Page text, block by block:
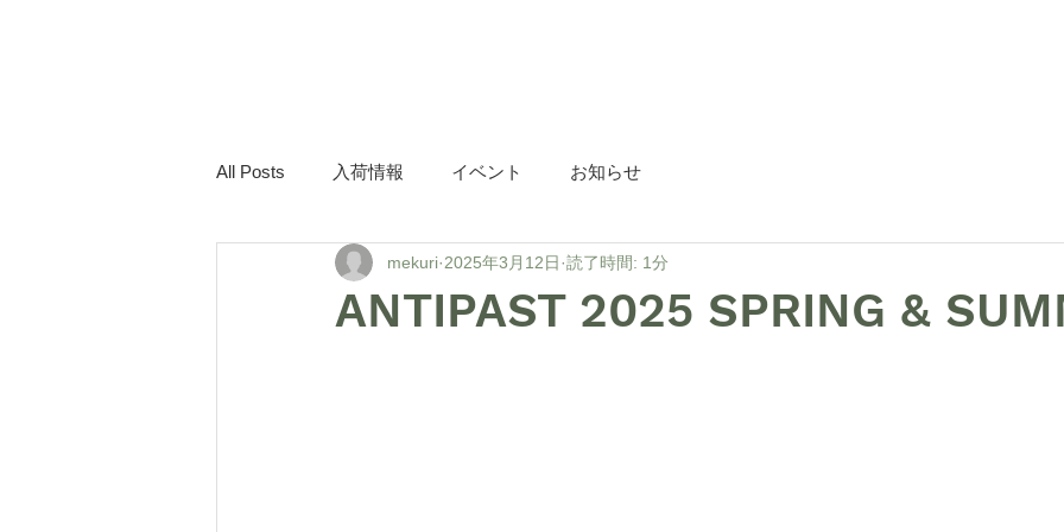
All Posts 入荷情報 イベント お知らせ
ANTIPAST 2025 SPRING &
mekuri 2025年3月12日 読了時間: 1分